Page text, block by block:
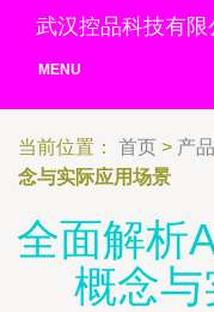
武汉控品科技有限
MENU
当前位置： 首页 > 产
念与实际应用场景
全面解析
概念